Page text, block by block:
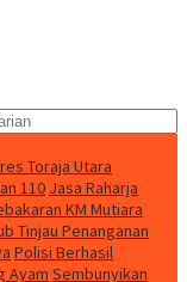
Toraja Utara
110 Jasa Raharja
KM Mutiara
Tinjau Penanganan
Polisi Berhasil
Ayam Sembunyikan